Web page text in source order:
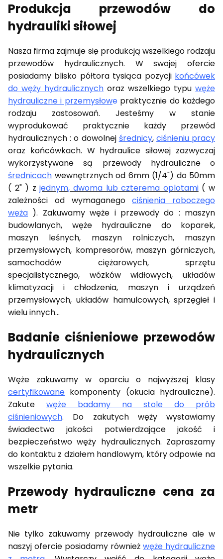
Produkcja przewodów do
hydrauliki siłowej
Nasza firma zajmuje się produkcją wszelkiego rodzaju
przewodów hydraulicznych. W swojej ofercie
posiadamy blisko półtora tysiąca pozycji końcówek
do węży hydraulicznych oraz wszelkiego typu węże
hydrauliczne i przemysłowepraktycznie do każdego
rodzaju zastosowań. Jesteśmy w stanie
wyprodukować praktycznie każdy przewód
hydraulicznych : o dowolnej średnicy, ciśnieniu pracy
oraz końcówkach. W hydraulice siłowej zazwyczaj
wykorzystywane są przewody hydrauliczne o
średnicach wewnętrznych od 6mm (1/4") do 50mm
( 2" ) zjednym, dwoma lub czterema oplotami( w
zależności od wymaganegociśnienia roboczego
węża ). Zakuwamy węże i przewody do : maszyn
budowlanych, węże hydrauliczne do koparek,
maszyn leśnych, maszyn rolniczych, maszyn
przemysłowych, kompresorów, maszyn górniczych,
samochodów ciężarowych, sprzętu
specjalistycznego, wózków widłowych, układów
klimatyzacji i chłodzenia, maszyn i urządzeń
przemysłowych, układów hamulcowych, sprzęgieł i
wielu innych…
Badanie ciśnieniowe przewodów
hydraulicznych
Węże zakuwamy w oparciu o najwyższej klasy
certyfikowane komponenty (okucia hydrauliczne).
Zakute węże badamy na stole do prób
ciśnieniowych. Do zakutych węży wystawiamy
świadectwo jakości potwierdzające jakość i
bezpieczeństwo węży hydraulicznych. Zapraszamy
do kontaktu z działem handlowym, który odpowie na
wszelkie pytania.
Przewody hydrauliczne cena za
metr
Nie tylko zakuwamy przewody hydrauliczne ale w
naszyj ofercie posiadamy również węże hydrauliczne